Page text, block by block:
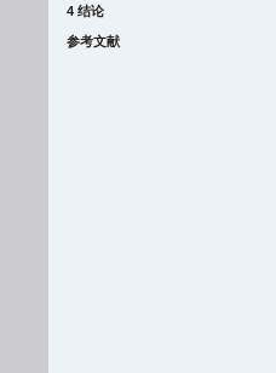
4 结论
参考文献